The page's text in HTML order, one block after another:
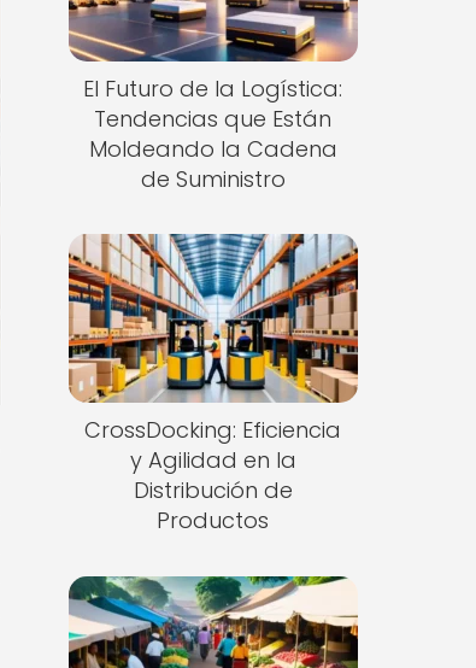
El Futuro de la Logística:
Tendencias que Están
Moldeando la Cadena
de Suministro
CrossDocking: Eficiencia
y Agilidad en la
Distribución de
Productos